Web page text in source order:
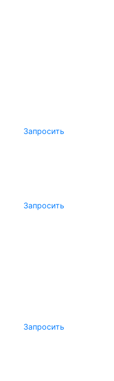
Запросить
Запросить
Запросить